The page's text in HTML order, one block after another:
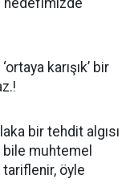
hedefimizde
karışık’ bir
bir tehdit algısı
bile muhtemel
tariflenir, öyle